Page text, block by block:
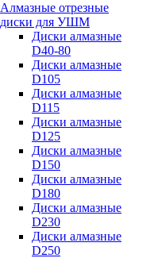
Алмазные отрезные
диски для УШМ
Диски алмазные
D40-80
Диски алмазные
D105
Диски алмазные
D115
Диски алмазные
D125
Диски алмазные
D150
Диски алмазные
D180
Диски алмазные
D230
Диски алмазные
D250